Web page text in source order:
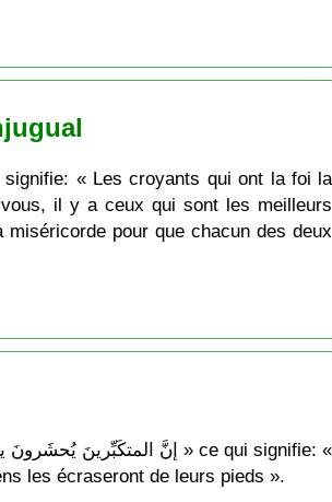
il y a ceux qui sont les meilleurs
pour que chacun des deux
les écraseront de leurs pieds ».